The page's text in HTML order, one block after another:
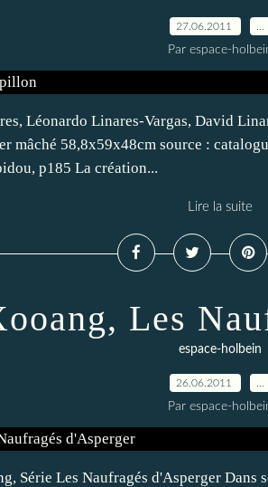
27.06.2011
Par espace-
Léonardo Linares-Vargas, David
mâché 58,8x59x48cm source :
p185 La création...
Lire la suite
Les
espace-holbein
26.06.2011
Par espace-
Série Les Naufragés d'Asperger Dans